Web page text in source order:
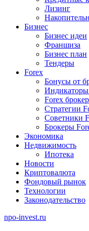
Лизинг
Бизнес
Бизнес идеи
Франшиза
Бизнес план
Тендеры
Forex
Бонусы от
Forex
Стратегии
Советники
Брокеры
Экономика
Недвижимость
Ипотека
Новости
Криптовалюта
Фондовый рынок
Технологии
Законодательство
npo-invest.ru